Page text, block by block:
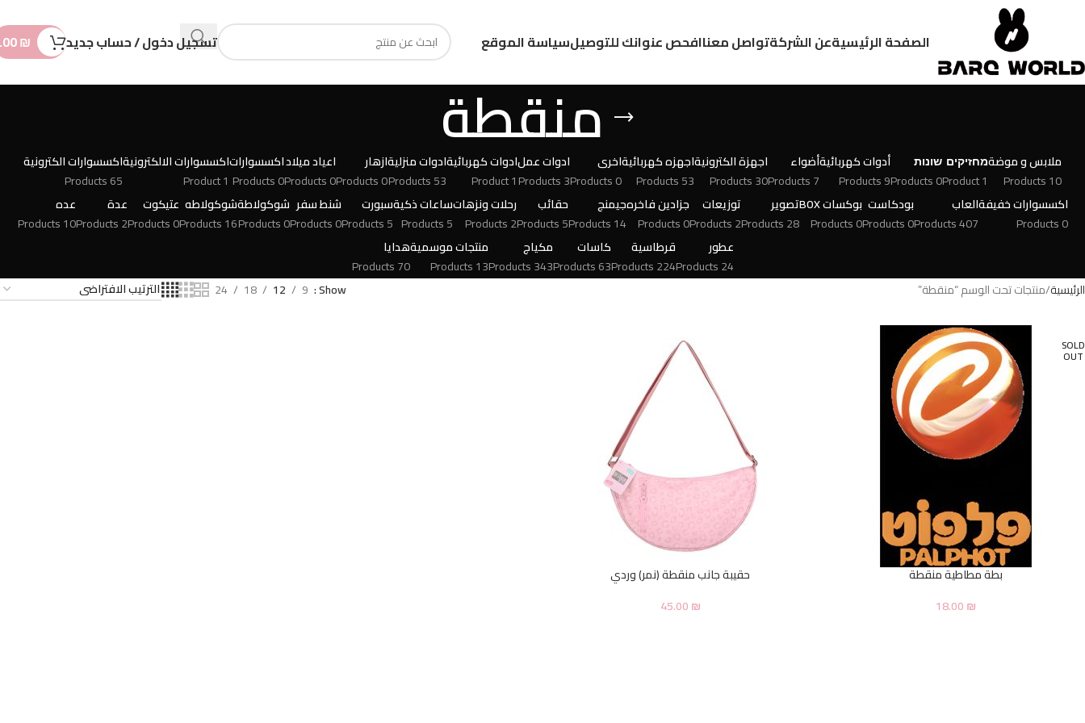
الصفحة الرئيسيةعن الشركةتواصل معناافحص عنوانك للتوصيلسياسة الموقع تسجيل دخول / حساب جديد ₪
منقطة
ملابس و موضة
10 Products
מחזיקים
1 Product
שונות
0 Products
أدوات كهربائية
9 Products
أضواء
7 Products
اجهزة الكترونية
30 Products
اجهزه كهربائية
53 Products
اخرى
0 Products
ادوات عمل
3 Products
ادوات كهربائية
1 Product
ادوات منزلية
53 Products
ازهار
0 Products
اعياد ميلاد
0 Products
اكسسوارات
0 Products
اكسسوارات الالكترونية
1 Product
اكسسوارات الكترونية
65 Products
اكسسوارات خفيفة
0 Products
العاب
407 Products
بودكاست
0 Products
بوكسات BOX
0 Products
تصوير
28 Products
توزيعات
2 Products
جزادين فاخره
0 Products
جيمنج
14 Products
حقائب
5 Products
رحلات ونزهات
2 Products
ساعات ذكية
5 Products
سبورت
5 Products
شنط سفر
0 Products
شوكولاطة
0 Products
شوكولاطه
16 Products
عتيكوت
0 Products
عدة
2 Products
عده
10 Products
عطور
24 Products
قرطاسية
224 Products
كاسات
63 Products
مكياج
343 Products
منتجات موسمية
13 Products
هدايا
70 Products
الرئيسية منتجات تحت الوسم “منقطة” Show
9
12
18
24
SOLD
OUT
بطة مطاطية منقطة
18.00₪
حقيبة جانب منقطة (نمر) وردي
45.00₪